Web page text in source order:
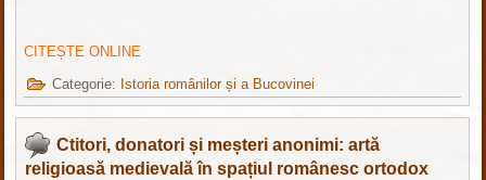
CITEȘTE ONLINE
Categorie: Istoria românilor și a Bucovinei
Ctitori, donatori și meșteri anonimi: artă
religioasă medievală în spațiul românesc ortodox